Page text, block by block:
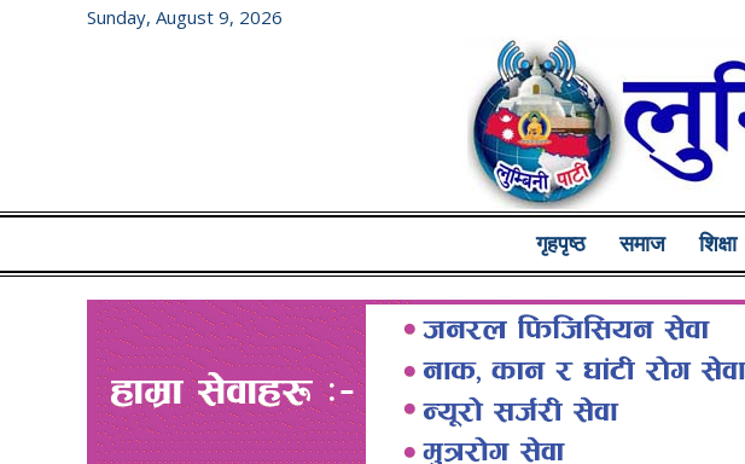
Sunday, August 9, 2026
गृहपृष्ठ समाज शिक्षा